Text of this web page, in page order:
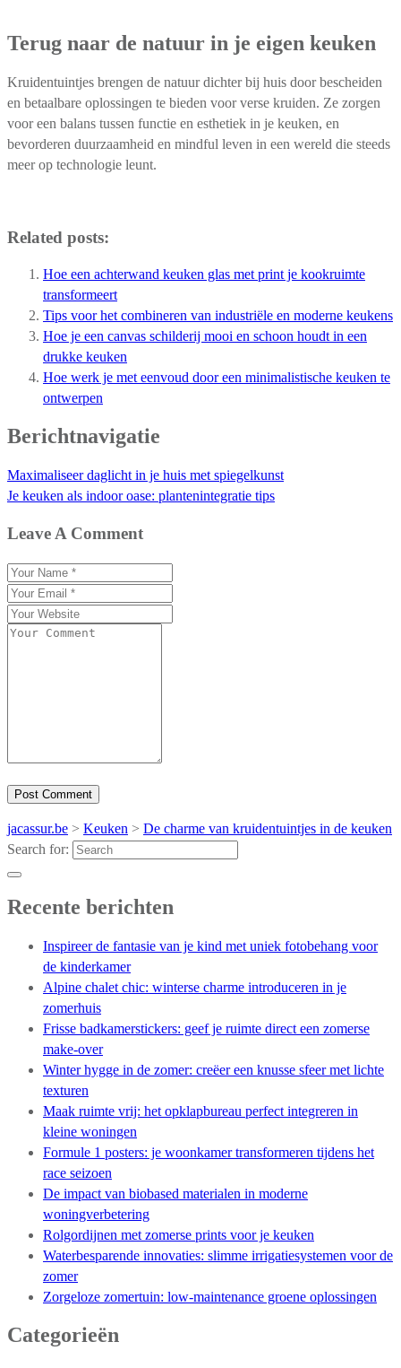
Terug naar de natuur in je eigen keuken
Kruidentuintjes brengen de natuur dichter bij huis door bescheiden
en betaalbare oplossingen te bieden voor verse kruiden. Ze zorgen
voor een balans tussen functie en esthetiek in je keuken, en
bevorderen duurzaamheid en mindful leven in een wereld die steeds
meer op technologie leunt.
Related posts:
Hoe een achterwand keuken glas met print je kookruimte
transformeert
Tips voor het combineren van industriële en moderne keukens
Hoe je een canvas schilderij mooi en schoon houdt in een
drukke keuken
Hoe werk je met eenvoud door een minimalistische keuken te
ontwerpen
Berichtnavigatie
Maximaliseer daglicht in je huis met spiegelkunst
Je keuken als indoor oase: plantenintegratie tips
Leave A Comment
jacassur.be > Keuken > De charme van kruidentuintjes in de keuken
Search for:
Recente berichten
Inspireer de fantasie van je kind met uniek fotobehang voor
de kinderkamer
Alpine chalet chic: winterse charme introduceren in je
zomerhuis
Frisse badkamerstickers: geef je ruimte direct een zomerse
make-over
Winter hygge in de zomer: creëer een knusse sfeer met lichte
texturen
Maak ruimte vrij: het opklapbureau perfect integreren in
kleine woningen
Formule 1 posters: je woonkamer transformeren tijdens het
race seizoen
De impact van biobased materialen in moderne
woningverbetering
Rolgordijnen met zomerse prints voor je keuken
Waterbesparende innovaties: slimme irrigatiesystemen voor de
zomer
Zorgeloze zomertuin: low-maintenance groene oplossingen
Categorieën